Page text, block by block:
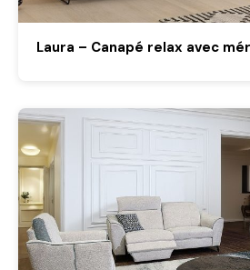
Laura – Canapé relax avec